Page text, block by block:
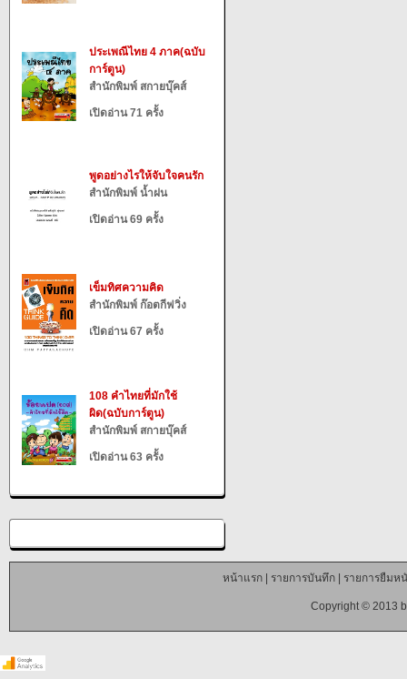
ประเพณีไทย 4 ภาค(ฉบับ
การ์ตูน)
สำนักพิมพ์ สกายบุ๊คส์
เปิดอ่าน 71 ครั้ง
พูดอย่างไรให้จับใจคนรัก
สำนักพิมพ์ น้ำฝน
เปิดอ่าน 69 ครั้ง
เข็มทิศความคิด
สำนักพิมพ์ ก๊อตกีฟวิ่ง
เปิดอ่าน 67 ครั้ง
108 คำไทยที่มักใช้
ผิด(ฉบับการ์ตูน)
สำนักพิมพ์ สกายบุ๊คส์
เปิดอ่าน 63 ครั้ง
หน้าแรก| รายการบันทึก| รายการยืมห
Copyright © 2013